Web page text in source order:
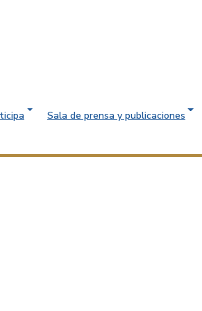
Sala de prensa y publicaciones